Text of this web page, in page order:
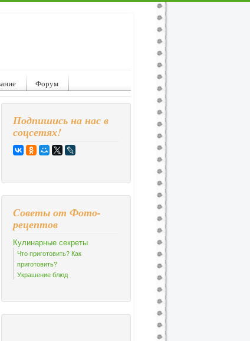
Форум
Подпишись на нас в
соцсетях!
Cоветы от Фото-
рецептов
Кулинарные секреты
Что приготовить? Как
приготовить?
Украшение блюд